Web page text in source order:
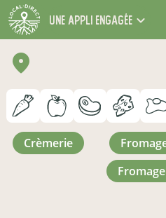
une appli engagée
crèmerie